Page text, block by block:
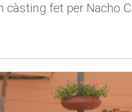
càsting fet per Nacho